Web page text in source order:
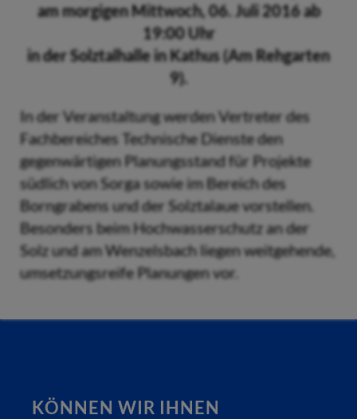
am morgigen Mittwoch, 06. Juli 2016 ab
19:00 Uhr
in der Solztalhalle in Kathus (Am Rehgarten
9).
In der Veranstaltung werden Vertreter des
Fachbereiches Technische Dienste den
gegenwärtigen Planungsstand für Projekte
südlich von Sorga sowie im Bereich des
Borngrabens und der Solztalaue vorstellen.
Besonders beim Hochwasserschutz an der
Solz und am Wenzelsbach liegen weitgehende,
umsetzungsreife Planungen vor.
KÖNNEN WIR IHNEN